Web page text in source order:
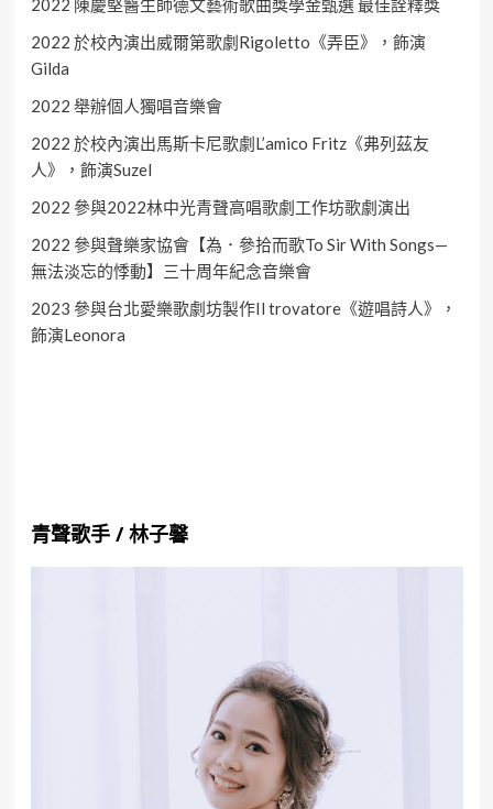
2022 陳慶堅醫生師德文藝術歌曲獎學金甄選 最佳詮釋獎
2022 於校內演出威爾第歌劇Rigoletto《弄臣》，飾演
Gilda
2022 舉辦個人獨唱音樂會
2022 於校內演出馬斯卡尼歌劇L’amico Fritz《弗列茲友
人》，飾演Suzel
2022 參與2022林中光青聲高唱歌劇工作坊歌劇演出
2022 參與聲樂家協會【為．參拾而歌To Sir With Songs—
無法淡忘的悸動】三十周年紀念音樂會
2023 參與台北愛樂歌劇坊製作Il trovatore《遊唱詩人》，
飾演Leonora
青聲歌手/林子馨